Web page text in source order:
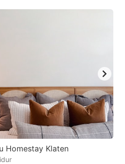
Homestay Klaten